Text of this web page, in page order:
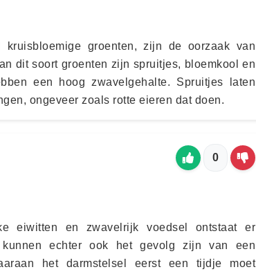
kruisbloemige groenten, zijn de oorzaak van
dit soort groenten zijn spruitjes, bloemkool en
een hoog zwavelgehalte. Spruitjes laten
ongeveer zoals rotte eieren dat doen.
0
eiwitten en zwavelrijk voedsel ontstaat er
kunnen echter ook het gevolg zijn van een
het darmstelsel eerst een tijdje moet